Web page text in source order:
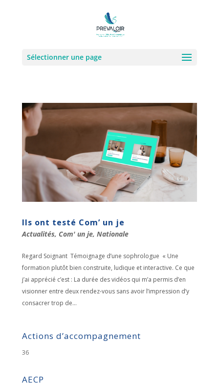
Sélectionner une page
Ils ont testé Com’ un je
Actualités, Com' un je, Nationale
Regard Soignant Témoignage d’une sophrologue « Une
formation plutôt bien construite, ludique et interactive. Ce que
j’ai apprécié c’est : La durée des vidéos qui m’a permis d’en
visionner entre deux rendez-vous sans avoir l’impression d’y
consacrer trop de...
Actions d’accompagnement
36
AECP